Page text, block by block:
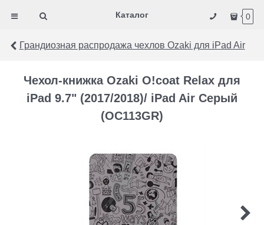
Каталог 0
Грандиозная распродажа чехлов Ozaki для iPad Air
Чехол-книжка Ozaki O!coat Relax для
iPad 9.7" (2017/2018)/ iPad Air Серый
(OC113GR)